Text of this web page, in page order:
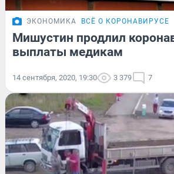
ЭКОНОМИКА ВСЁ О КОРОНАВИРУСЕ
Мишустин продлил
выплаты медикам
14 сентября, 2020, 19:30 3 379 7